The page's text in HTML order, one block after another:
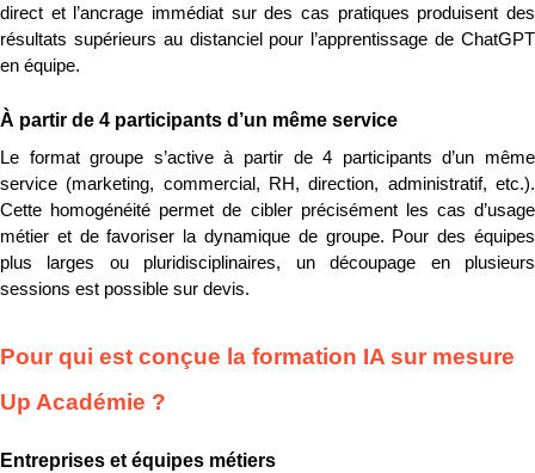
direct et l’ancrage immédiat sur des cas pratiques produisent des
résultats supérieurs au distanciel pour l’apprentissage de ChatGPT
en équipe.
À partir de 4 participants d’un même service
Le format groupe s’active à partir de 4 participants d’un même
service (marketing, commercial, RH, direction, administratif, etc.).
Cette homogénéité permet de cibler précisément les cas d’usage
métier et de favoriser la dynamique de groupe. Pour des équipes
plus larges ou pluridisciplinaires, un découpage en plusieurs
sessions est possible sur devis.
Pour qui est conçue la formation IA sur mesure
Up Académie ?
Entreprises et équipes métiers